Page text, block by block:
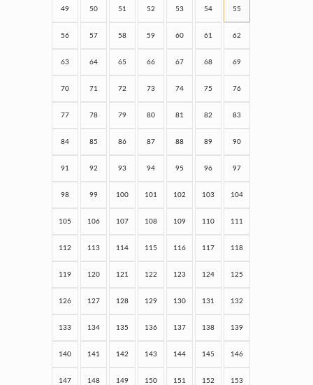
49 50 51 52 53 54 55
56 57 58 59 60 61 62
63 64 65 66 67 68 69
70 71 72 73 74 75 76
77 78 79 80 81 82 83
84 85 86 87 88 89 90
91 92 93 94 95 96 97
98 99 100 101 102 103 104
105 106 107 108 109 110 111
112 113 114 115 116 117 118
119 120 121 122 123 124 125
126 127 128 129 130 131 132
133 134 135 136 137 138 139
140 141 142 143 144 145 146
147 148 149 150 151 152 153